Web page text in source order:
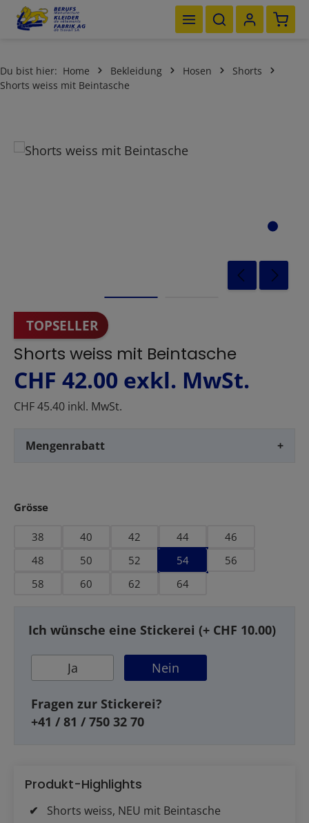
Zum Hauptinhalt springen
Du bist hier: Home Bekleidung Hosen
Shorts
Shorts weiss mit Beintasche
Bildergalerie überspringen
TOPSELLER
Shorts weiss mit Beintasche
CHF 42.00 exkl. MwSt.
CHF 45.40 inkl. MwSt.
Mengenrabatt +
Grösse
38 40 42 44
46
48
50 52 54
56
58
60 62 64
Ich wünsche eine Stickerei (+ CHF 10.00)
Ja Nein
Fragen zur Stickerei?
+41 / 81 / 750 32 70
Produkt-Highlights
Shorts weiss, NEU mit Beintasche